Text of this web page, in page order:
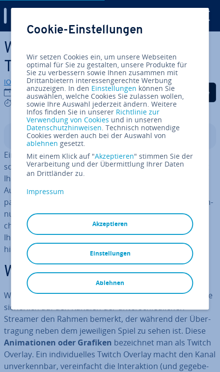
Zum Haupt­in­halt springen
Wie erstellt man ein eigenes
Twitch Overlay?
IONOS Redaktion
31.03.2022
4 mins
Auf Facebook teilen
Auf Twitter teilen
Auf LinkedIn
In­halts­ver­zeich­nis
Ein eigenes, pro­fes­sio­nell ge­stal­te­tes Twitch Overlay
sorgt nicht nur dafür, dass andere User für längere Zeit
Ihrem Stream zuschauen, sondern hilft auch beim
Aufbau einer eigenen Community. Außerdem sorgt ein
passendes Twitch Overlay für einen hohen Wie­der­erken­
nungs­wert und hebt Ihr Profil von anderen ab. Glück­li­
cher­wei­se ist es nicht schwierig, ein eigenes Overlay für
Ihren Stream zu erstellen. Wie das geht, erfahren Sie
hier.
Was ist ein Twitch Overlay?
Wenn Sie bereits aufTwitchunterwegs waren, haben Sie
si­cher­lich auf den Kanälen der un­ter­schied­li­chen
Streamer den Rahmen bemerkt, der während der Über­
tra­gung neben dem je­wei­li­gen Spiel zu sehen ist. Diese
Ani­ma­tio­nen oder Grafiken be­zeich­net man als Twitch
Overlay. Ein in­di­vi­du­el­les Twitch Overlay macht den Kanal
un­ver­kenn­bar, ver­ein­facht die In­ter­ak­ti­on (und ge­ge­be­
Cookie-Einstellungen
Wir setzen Cookies ein, um unsere Webseiten
optimal für Sie zu gestalten, unsere Produkte für
Sie zu verbessern sowie Ihnen zusammen mit
Drittanbietern interessengerechte Werbung
anzuzeigen. In den Einstellungen können Sie
auswählen, welche Cookies Sie zulassen wollen,
sowie Ihre Auswahl jederzeit ändern. Weitere
Infos finden Sie in unserer Richtlinie zur
Verwendung von Cookies und in unseren
Datenschutzhinweisen. Technisch notwendige
Cookies werden auch bei der Auswahl von
ablehnen gesetzt.
Mit einem Klick auf "Akzeptieren" stimmen Sie der
Verarbeitung und der Übermittlung Ihrer Daten
an Drittländer zu.
Impressum
Akzeptieren
Ablehnen
Einstellungen